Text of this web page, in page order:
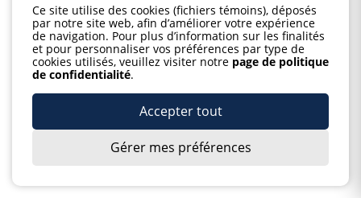
Ce site utilise des cookies (fichiers témoins), déposés
par notre site web, afin d’améliorer votre expérience
de navigation. Pour plus d’information sur les finalités
et pour personnaliser vos préférences par type de
cookies utilisés, veuillez visiter notre page de politique
de confidentialité.
Accepter tout
Gérer mes préférences